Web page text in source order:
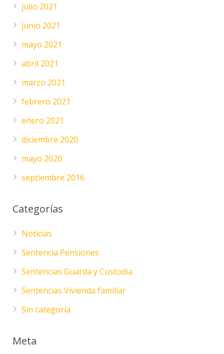
julio 2021
junio 2021
mayo 2021
abril 2021
marzo 2021
febrero 2021
enero 2021
diciembre 2020
mayo 2020
septiembre 2016
Categorías
Noticias
Sentencia Pensiones
Sentencias Guarda y Custodia
Sentencias Vivienda familiar
Sin categoría
Meta